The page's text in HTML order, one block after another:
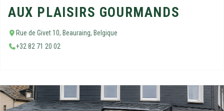
AUX PLAISIRS GOURMANDS
Rue de Givet 10, Beauraing, Belgique
+32 82 71 20 02